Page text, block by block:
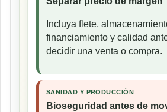
Incluya flete,
financiamiento y calidad
decidir una venta o compra.
SANIDAD Y PRODUCCIÓN
Bioseguridad antes de